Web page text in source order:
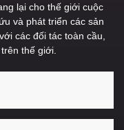
lại cho thế giới cuộc
và phát triển các sản
các đối tác toàn cầu,
thế giới.